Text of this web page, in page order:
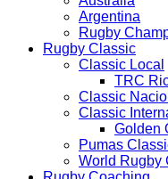
Argentina
Rugby
Rugby Classic
Classic Local
TRC
Classic
Classic
Golden
Pumas
World Rugby